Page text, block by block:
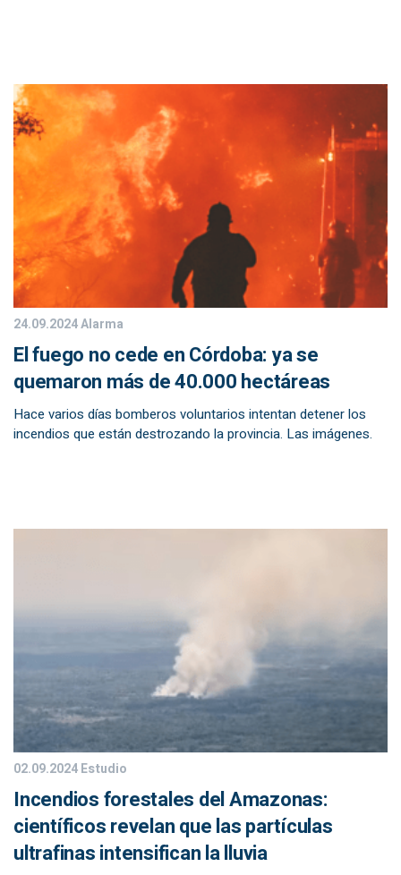
24.09.2024Alarma
El fuego no cede en Córdoba: ya se
quemaron más de 40.000 hectáreas
Hace varios días bomberos voluntarios intentan detener los
incendios que están destrozando la provincia. Las imágenes.
02.09.2024Estudio
Incendios forestales del Amazonas:
científicos revelan que las partículas
ultrafinas intensifican la lluvia